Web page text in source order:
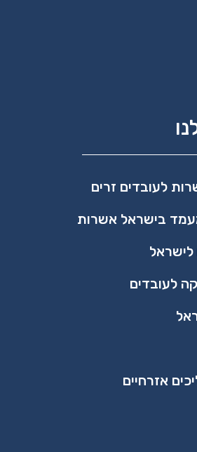
לעובדים זרים
בישראל אשרות
לישראל
לעובדים
אזרחיים